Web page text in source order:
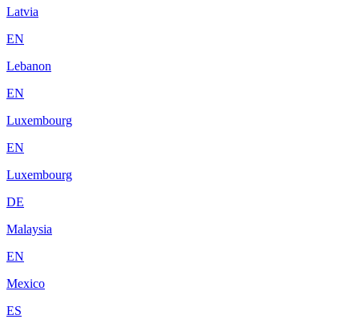
Latvia
EN
Lebanon
EN
Luxembourg
EN
Luxembourg
DE
Malaysia
EN
Mexico
ES